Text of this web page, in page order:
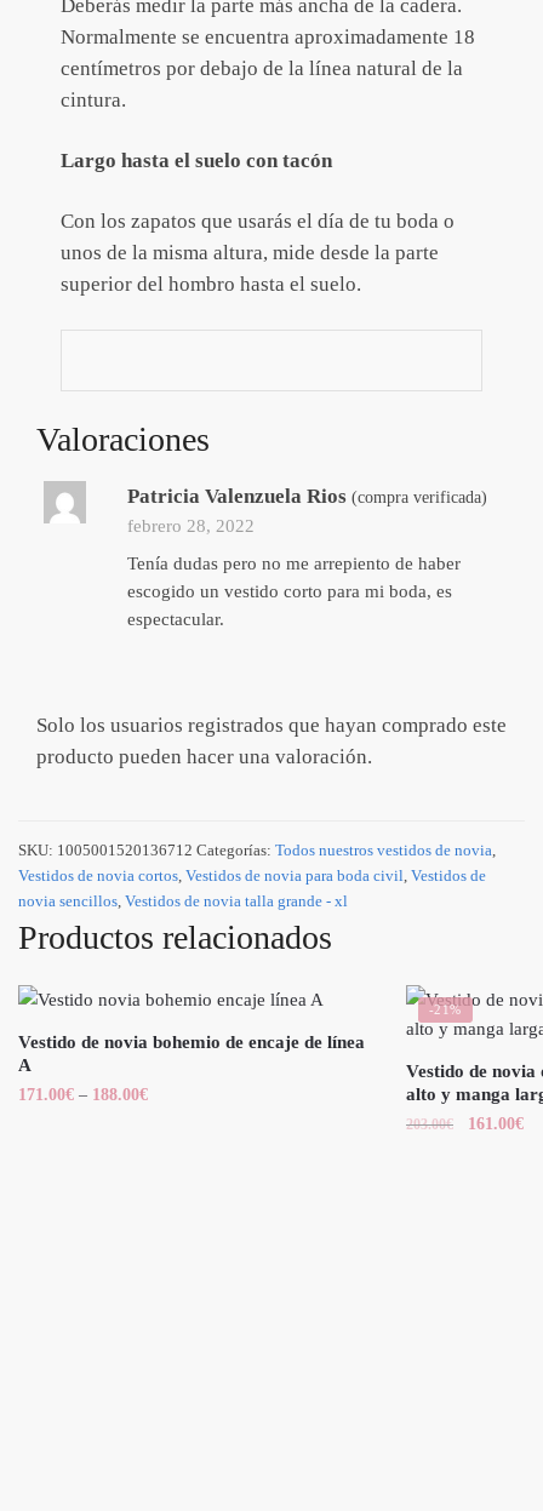
Deberás medir la parte más ancha de la cadera.
Normalmente se encuentra aproximadamente 18
centímetros por debajo de la línea natural de la
cintura.
Largo hasta el suelo con tacón
Con los zapatos que usarás el día de tu boda o
unos de la misma altura, mide desde la parte
superior del hombro hasta el suelo.
Valoraciones
Patricia Valenzuela Rios(compra verificada)
febrero 28, 2022
Tenía dudas pero no me arrepiento de haber
escogido un vestido corto para mi boda, es
espectacular.
Solo los usuarios registrados que hayan comprado este
producto pueden hacer una valoración.
SKU: 1005001520136712 Categorías: Todos nuestros vestidos de novia
Vestidos de novia cortos Vestidos de novia para boda civil Vestidos de
novia sencillos Vestidos de novia talla grande - xl
Productos relacionados
Vestido de novia bohemio de encaje de línea
A
171.00€ – 188.00€
-21%
Vestido de novia
alto y manga
203.00€ 161.00€